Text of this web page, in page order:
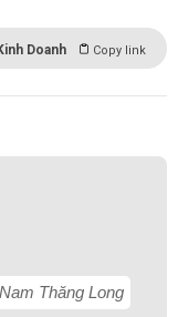
Doanh Copy link
Thăng Long